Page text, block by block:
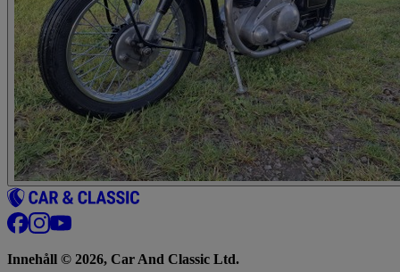
Innehåll © 2026, Car And Classic Ltd.